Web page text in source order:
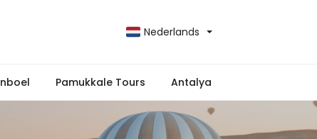
Nederlands
Pamukkale Tours Antalya